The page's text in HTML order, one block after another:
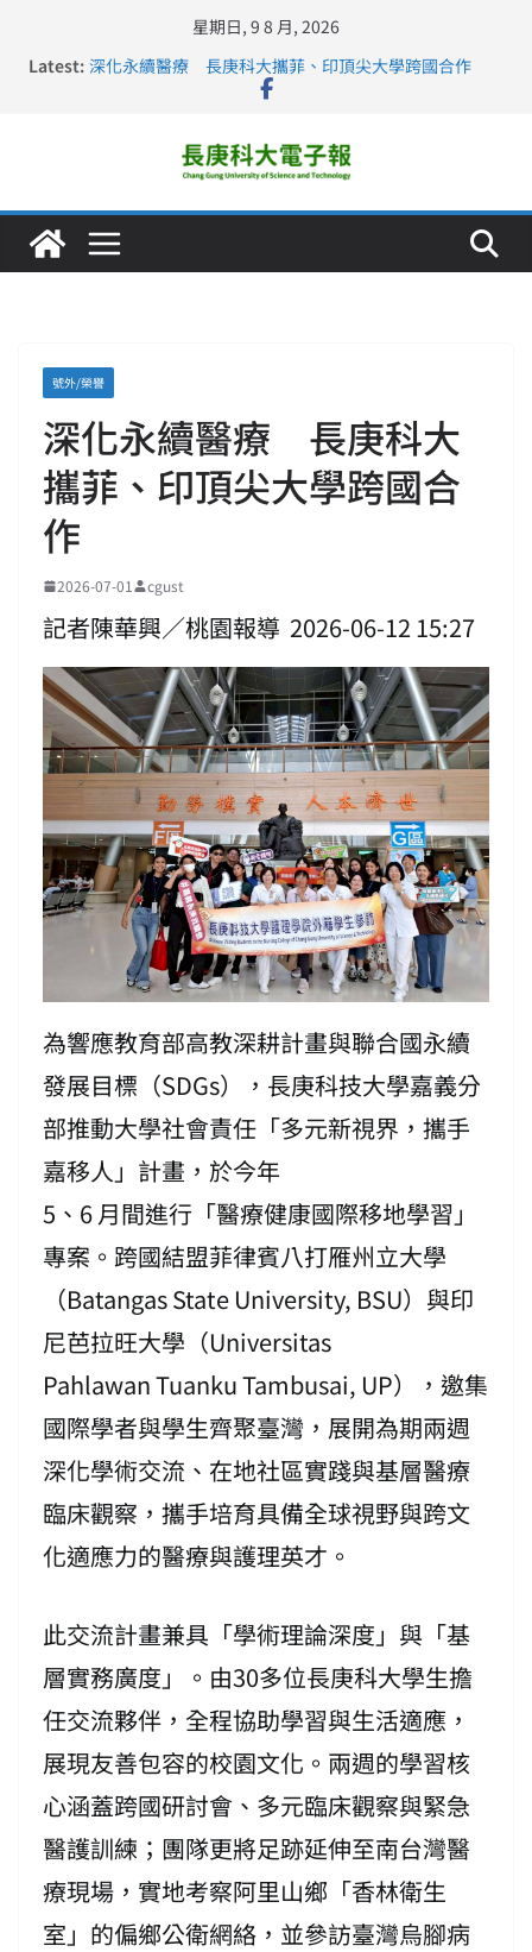
星期日, 9 8 月, 2026
Latest: 深化永續醫療 長庚科大攜菲、印頂尖大學跨國合作
長庚科大訪凱瑟醫療集團、美容學校收穫豐
仁德醫專與長庚科大締結策略聯盟 培育護理尖兵
長庚科大連四年穩居《遠見》醫學大學第5名 辦學實力再
號外/榮譽
深化永續醫療 長庚科大
攜菲、印頂尖大學跨國合
作
2026-07-01 cgust
記者陳華興／桃園報導 2026-06-12 15:27
為響應教育部高教深耕計畫與聯合國永續
發展目標（SDGs），長庚科技大學嘉義分
部推動大學社會責任「多元新視界，攜手
嘉移人」計畫，於今年
5、6 月間進行「醫療健康國際移地學習」
專案。跨國結盟菲律賓八打雁州立大學
（Batangas State University, BSU）與印
尼芭拉旺大學（Universitas
Pahlawan Tuanku Tambusai, UP），邀集
國際學者與學生齊聚臺灣 ，展開為期兩週
深化學術交流、在地社區實踐與基層醫療
臨床觀察，攜手培育具備全球視野與跨文
化適應力的醫療與護理英才。
此交流計畫兼具「學術理論深度」與「基
層實務廣度」。由30多位長庚科大學生擔
任交流夥伴，全程協助學習與生活適應，
展現友善包容的校園文化。兩週的學習核
心涵蓋跨國研討會、多元臨床觀察與緊急
醫護訓練；團隊更將足跡延伸至南台灣醫
療現場，實地考察阿里山鄉「香林衛生
室」的偏鄉公衛網絡，並參訪臺灣烏腳病